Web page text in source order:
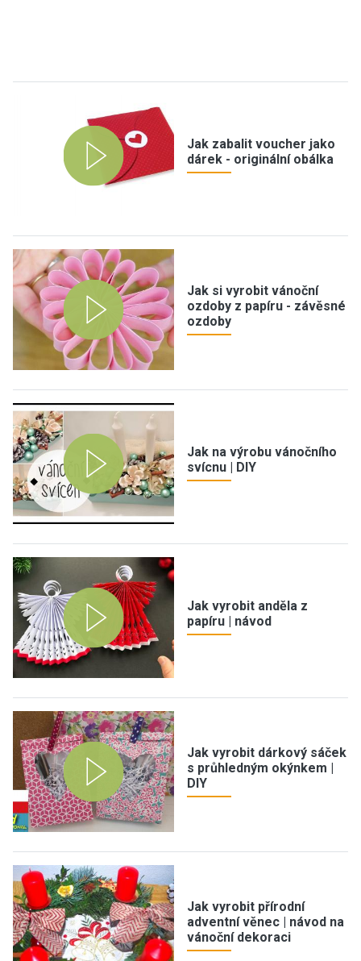
Jak zabalit voucher jako
dárek - originální obálka
Jak si vyrobit vánoční
ozdoby z papíru - závěsné
ozdoby
Jak na výrobu vánočního
svícnu | DIY
Jak vyrobit anděla z
papíru | návod
Jak vyrobit dárkový sáček
s průhledným okýnkem |
DIY
Jak vyrobit přírodní
adventní věnec | návod na
vánoční dekoraci